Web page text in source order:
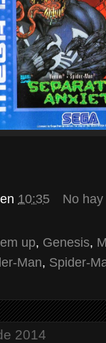
en 10:35 No
up, Genesis,
Man, Spider-
2014